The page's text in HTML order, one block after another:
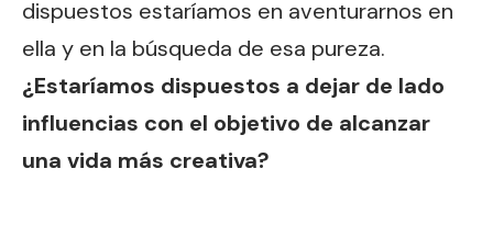
dispuestos estaríamos en aventurarnos en
ella y en la búsqueda de esa pureza.
¿Estaríamos dispuestos a dejar de lado
influencias con el objetivo de alcanzar
una vida más creativa?